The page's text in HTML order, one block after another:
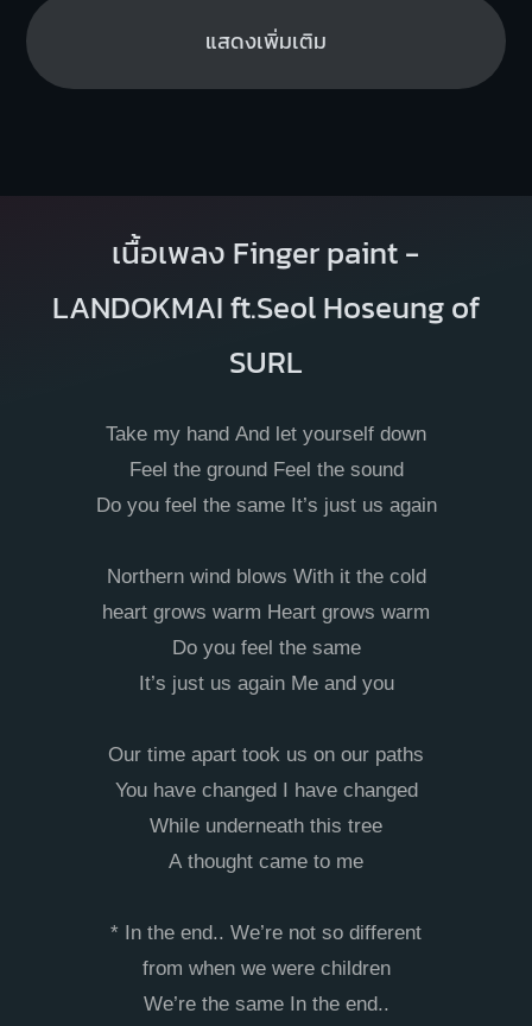
แสดงเพิ่มเติม
เนื้อเพลง Finger paint -
LANDOKMAI ft.Seol Hoseung of
SURL
Take my hand And let yourself down
Feel the ground Feel the sound
Do you feel the same It’s just us again
Northern wind blows With it the cold
heart grows warm Heart grows warm
Do you feel the same
It’s just us again Me and you
Our time apart took us on our paths
You have changed I have changed
While underneath this tree
A thought came to me
* In the end.. We’re not so different
from when we were children
We’re the same In the end..